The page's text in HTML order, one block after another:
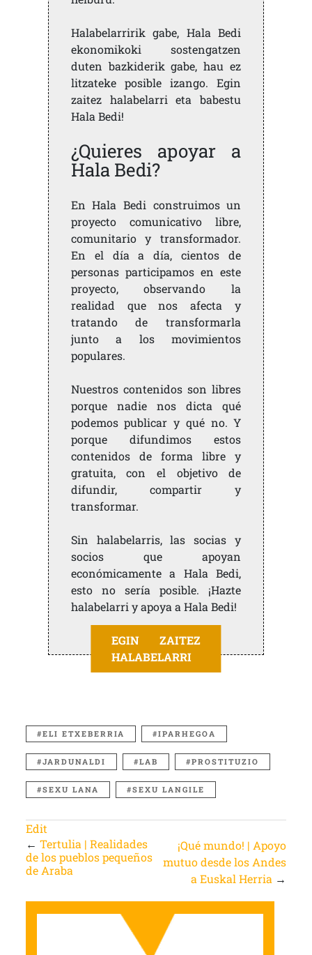
Halabelarririk gabe, Hala Bedi
ekonomikoki sostengatzen
duten bazkiderik gabe, hau ez
litzateke posible izango. Egin
zaitez halabelarri eta babestu
Hala Bedi!
¿Quieres apoyar a
Hala Bedi?
En Hala Bedi construimos un
proyecto comunicativo libre,
comunitario y transformador.
En el día a día, cientos de
personas participamos en este
proyecto, observando la
realidad que nos afecta y
tratando de transformarla
junto a los movimientos
populares.
Nuestros contenidos son libres
porque nadie nos dicta qué
podemos publicar y qué no. Y
porque difundimos estos
contenidos de forma libre y
gratuita, con el objetivo de
difundir, compartir y
transformar.
Sin halabelarris, las socias y
socios que apoyan
económicamente a Hala Bedi,
esto no sería posible. ¡Hazte
halabelarri y apoya a Hala Bedi!
EGIN ZAITEZ
HALABELARRI
ELI ETXEBERRIA IPARHEGOA
JARDUNALDI LAB PROSTITUZIO
SEXU LANA SEXU LANGILE
Edit
← Tertulia | Realidades
de los pueblos pequeños
de Araba
¡Qué mundo! | Apoyo
mutuo desde los Andes
a Euskal Herria →